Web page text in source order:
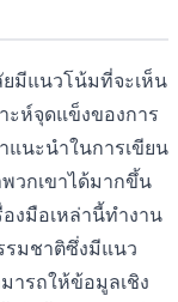
ยมีแนวโน้มที่จะเห็น
ะห์จุดแข็งของการ
แนะนำในการเขียน
วกเขาได้มากขึ้น
งมือเหล่านี้ทำงาน
รมชาติซึ่งมีแนว
ารถให้ข้อมูลเชิง